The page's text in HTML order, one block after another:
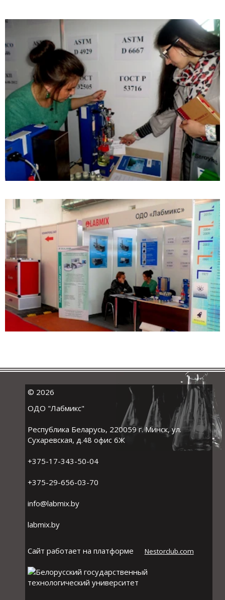
© 2026
ОДО "Лабмикс"
Республика Беларусь, 220059 г. Минск, ул.
Сухаревская, д.48 офис 6Ж
+375-17-343-50-04
+375-29-656-03-70
info@labmix.by
labmix.by
Сайт работает на платформе Nestorclub.com